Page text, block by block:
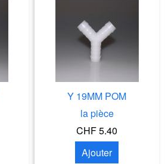
Y 19MM POM
la pièce
CHF 5.40
Ajouter